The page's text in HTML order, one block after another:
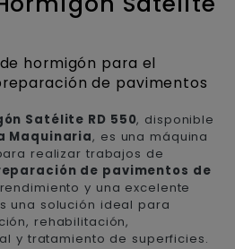
hormigón para el
de pavimentos
Satélite RD 550, disponible
Maquinaria, es una máquina
realizar trabajos de
de pavimentos de
y una excelente
una solución ideal para
rehabilitación,
y tratamiento de superficies.